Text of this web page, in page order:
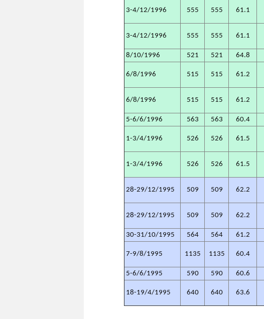
3-4/12/1996 555 555 61.1
3-4/12/1996 555 555 61.1
8/10/1996 521 521 64.8
6/8/1996 515 515 61.2
6/8/1996 515 515 61.2
5-6/6/1996 563 563 60.4
1-3/4/1996 526 526 61.5
1-3/4/1996 526 526 61.5
28-29/12/1995 509 509 62.2
28-29/12/1995 509 509 62.2
30-31/10/1995 564 564 61.2
7-9/8/1995 1135 1135 60.4
5-6/6/1995 590 590 60.6
18-19/4/1995 640 640 63.6